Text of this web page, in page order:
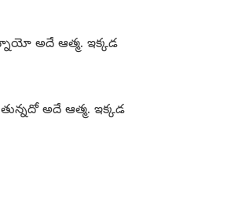
అదే ఆత్మ. ఇక్కడ
అదే ఆత్మ. ఇక్కడ